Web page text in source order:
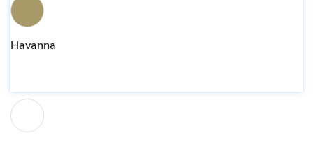
Havanna